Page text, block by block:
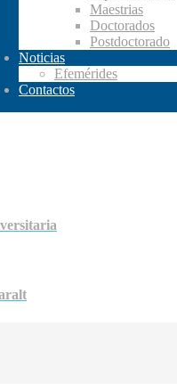
Maestrias
Doctorados
Postdoctorado
Noticias
Efemérides
Contactos